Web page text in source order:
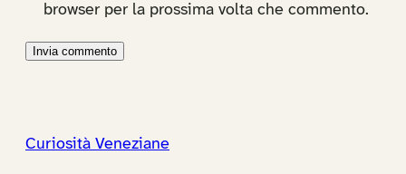
browser per la prossima volta che commento.
Curiosità Veneziane